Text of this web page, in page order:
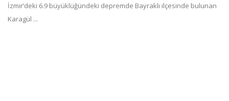
İzmir’deki 6.9 büyüklüğündeki depremde Bayraklı ilçesinde bulunan
Karagül ...